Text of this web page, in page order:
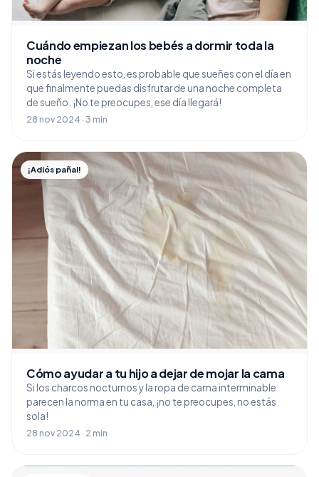
Cuándo empiezan los bebés a dormir toda la
noche
Si estás leyendo esto, es probable que sueñes con el día en
que finalmente puedas disfrutar de una noche completa
de sueño. ¡No te preocupes, ese día llegará!
28 nov 2024 · 3 min
¡Adiós pañal!
Cómo ayudar a tu hijo a dejar de mojar la cama
Si los charcos nocturnos y la ropa de cama interminable
parecen la norma en tu casa, ¡no te preocupes, no estás
sola!
28 nov 2024 · 2 min